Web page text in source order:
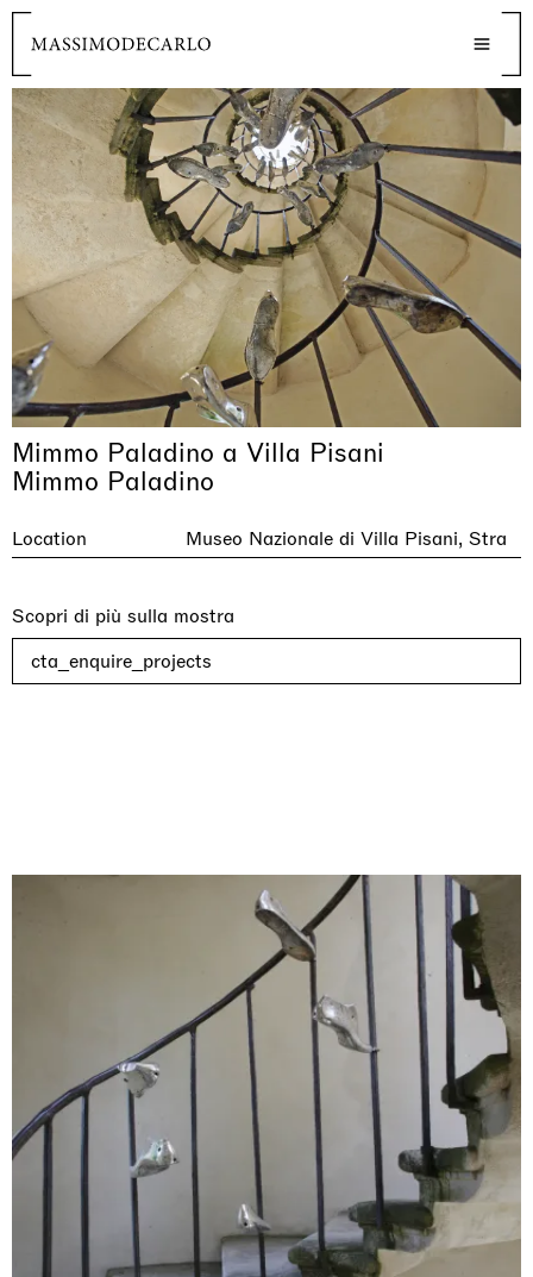
Mimmo Paladino a Villa Pisani
Mimmo Paladino
Location Museo Nazionale di Villa Pisani, Stra
Scopri di più sulla mostra
cta_enquire_projects